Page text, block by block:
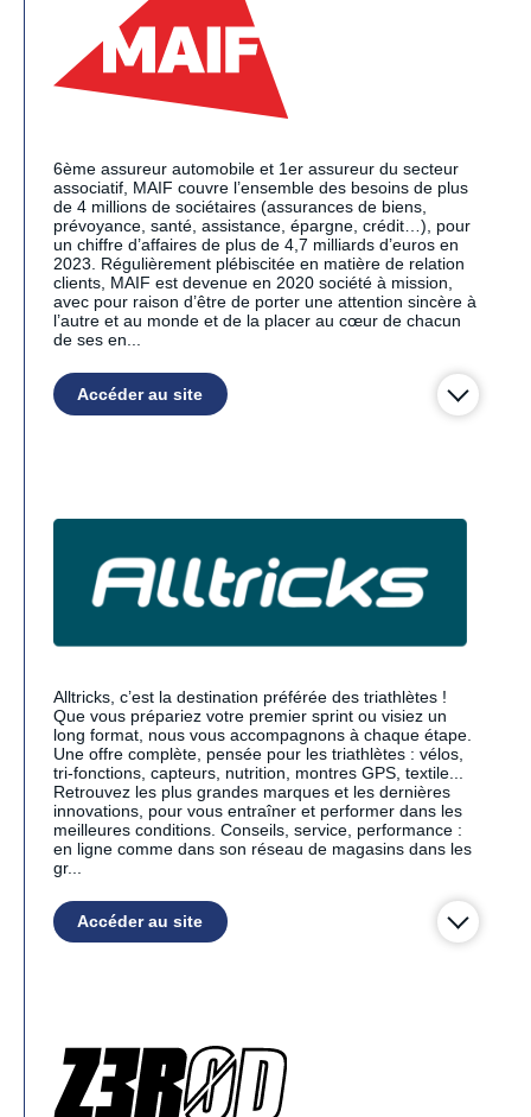
6ème assureur automobile et 1er assureur du secteur
associatif, MAIF couvre l’ensemble des besoins de plus
de 4 millions de sociétaires (assurances de biens,
prévoyance, santé, assistance, épargne, crédit…), pour
un chiffre d’affaires de plus de 4,7 milliards d’euros en
2023. Régulièrement plébiscitée en matière de relation
clients, MAIF est devenue en 2020 société à mission,
avec pour raison d’être de porter une attention sincère à
l’autre et au monde et de la placer au cœur de chacun
de ses en...
Accéder au site
Alltricks, c’est la destination préférée des triathlètes !
Que vous prépariez votre premier sprint ou visiez un
long format, nous vous accompagnons à chaque étape.
Une offre complète, pensée pour les triathlètes : vélos,
tri-fonctions, capteurs, nutrition, montres GPS, textile...
Retrouvez les plus grandes marques et les dernières
innovations, pour vous entraîner et performer dans les
meilleures conditions. Conseils, service, performance :
en ligne comme dans son réseau de magasins dans les
gr...
Accéder au site